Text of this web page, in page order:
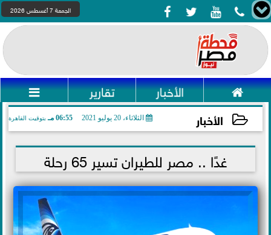
    الجمعة 7 أغسطس 2026
 الأخبار تقارير 
الأخبار الثلاثاء، 20 يوليو 2021 06:55 مـ بتوقيت القاهرة
2021-07-20 18:55:12 غدًا .. مصر للطيران تسير 65 رحلة